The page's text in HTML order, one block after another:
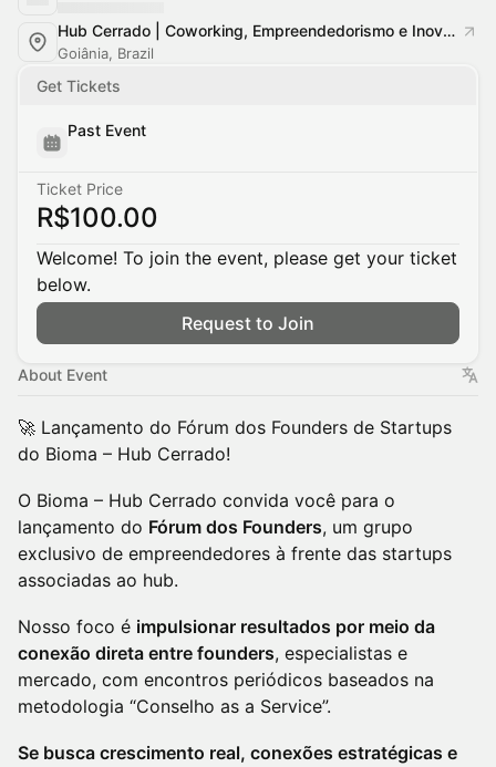
Hub Cerrado | Coworking, Empreendedorismo e Inovação
Goiânia, Brazil
Get Tickets
Past Event
Ticket Price
R$100.00
Welcome! To join the event, please get your ticket
below.
Request to Join
About Event
🚀 Lançamento do Fórum dos Founders de Startups
do Bioma – Hub Cerrado!
O Bioma – Hub Cerrado convida você para o
lançamento do Fórum dos Founders, um grupo
exclusivo de empreendedores à frente das startups
associadas ao hub.
Nosso foco é impulsionar resultados por meio da
conexão direta entre founders, especialistas e
mercado, com encontros periódicos baseados na
metodologia “Conselho as a Service”.
Se busca crescimento real, conexões estratégicas e